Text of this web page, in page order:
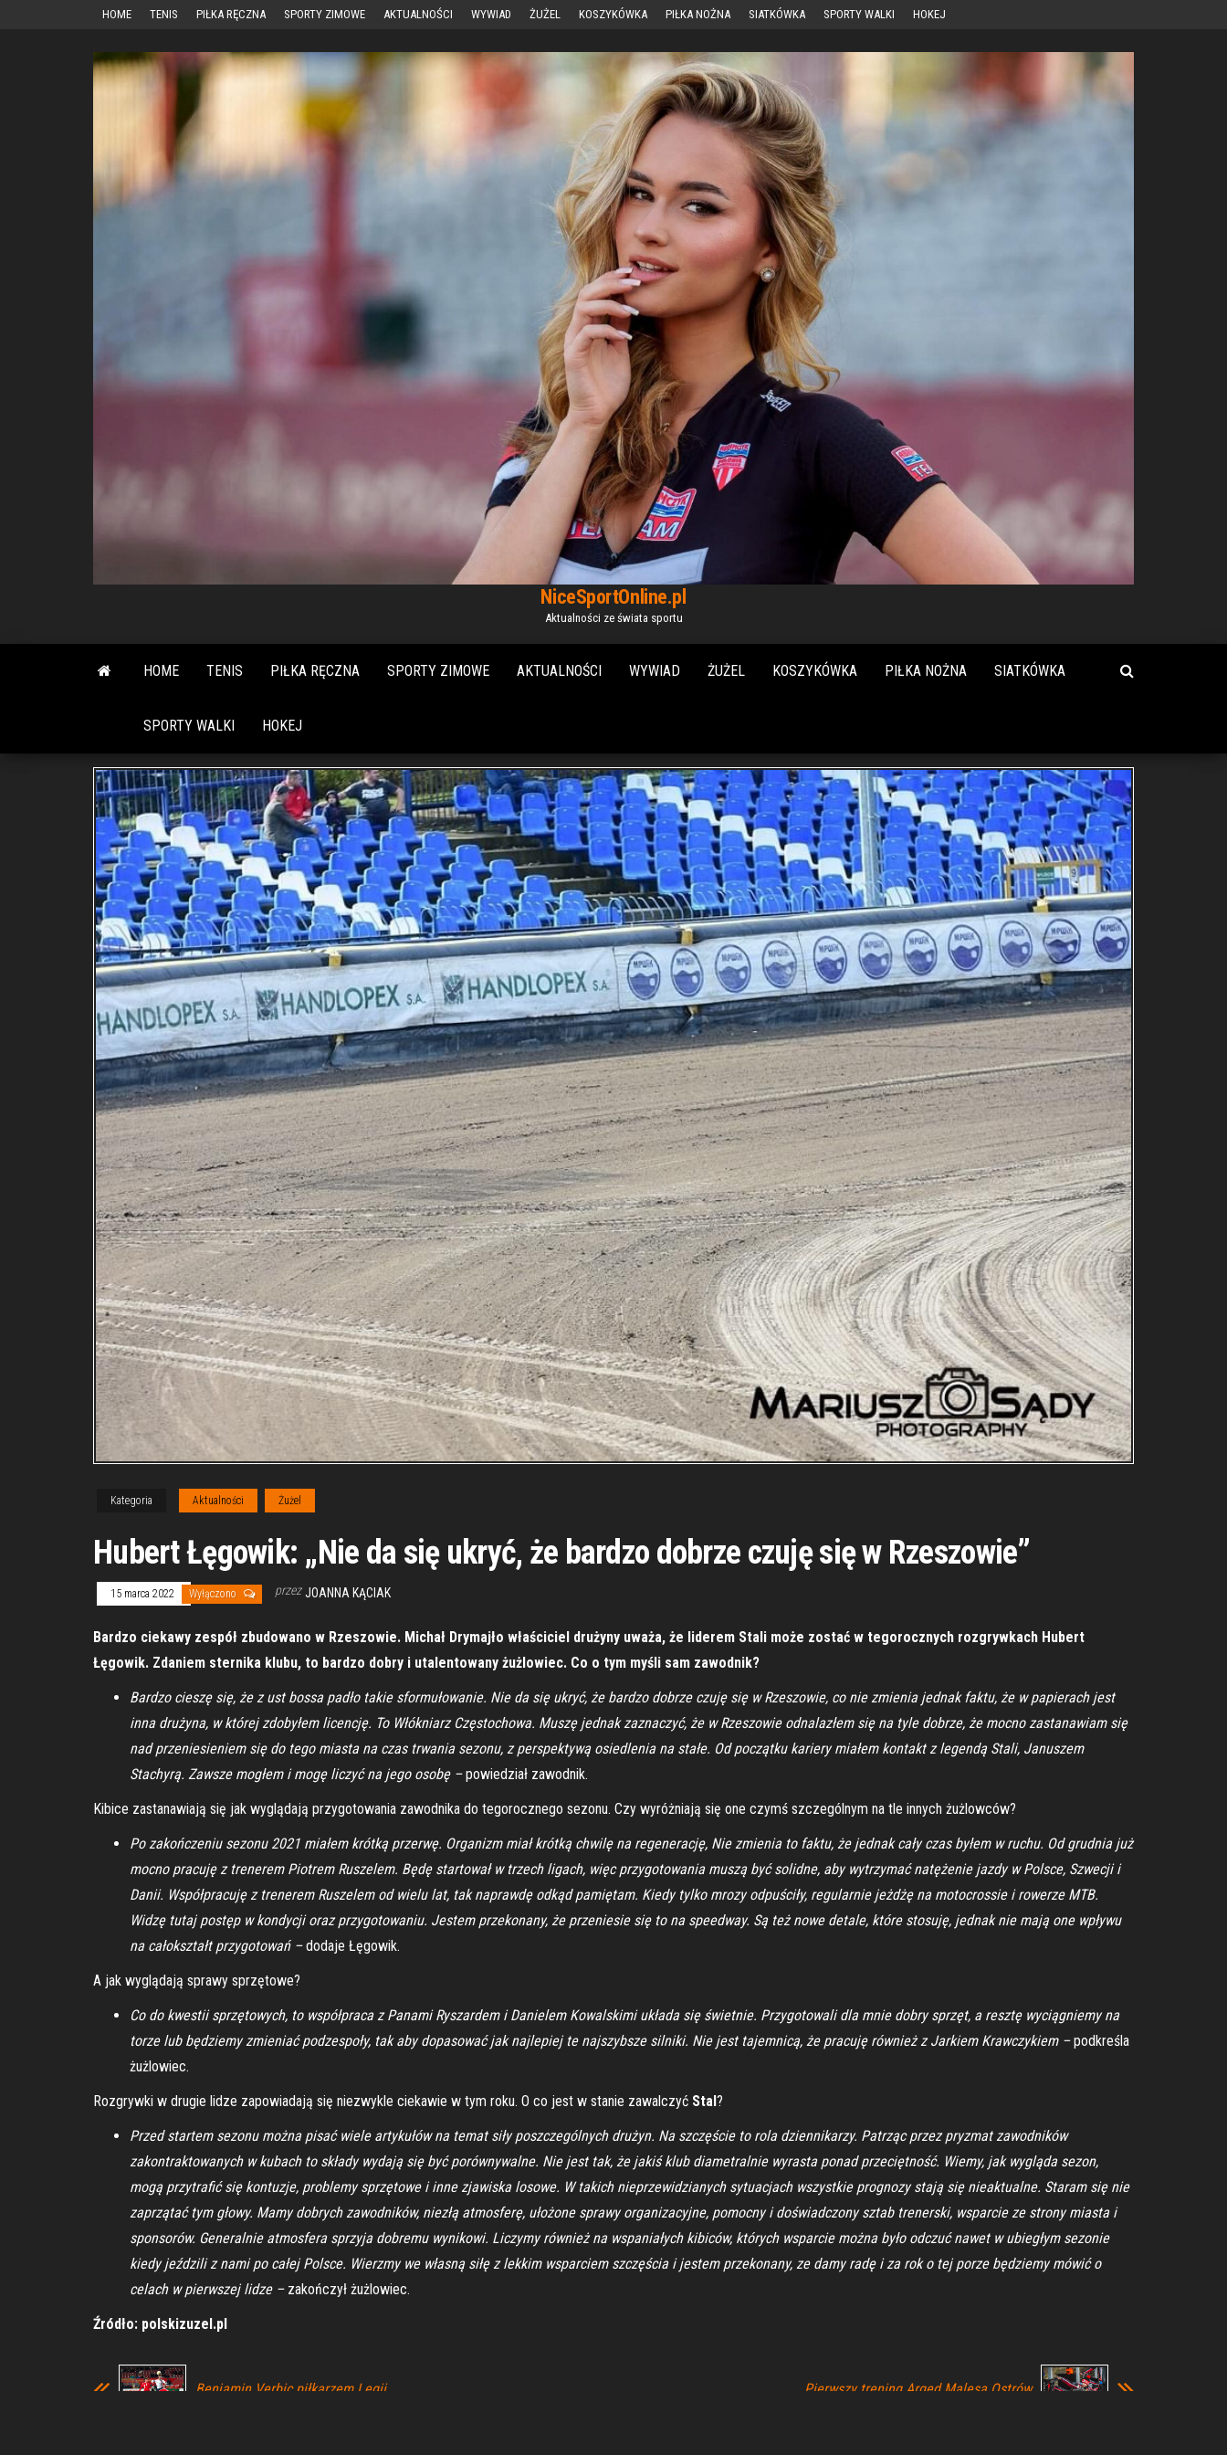
HOME TENIS PIŁKA RĘCZNA SPORTY ZIMOWE AKTUALNOŚCI WYWIAD ŻUŻEL KOSZYKÓWKA PIŁKA NOŻNA SIATKÓWKA SPORTY WALKI HOKEJ
NiceSportOnline.pl
Aktualności ze świata sportu
HOME TENIS PIŁKA RĘCZNA SPORTY ZIMOWE AKTUALNOŚCI WYWIAD ŻUŻEL KOSZYKÓWKA PIŁKA NOŻNA SIATKÓWKA
SPORTY WALKI HOKEJ
Kategoria Aktualności Żużel
Hubert Łęgowik: „Nie da się ukryć, że bardzo dobrze czuję się w Rzeszowie”
15 marca 2022 Wyłączono przez JOANNA KĄCIAK
Bardzo ciekawy zespół zbudowano w Rzeszowie. Michał Drymajło właściciel drużyny uważa, że liderem Stali może zostać w tegorocznych rozgrywkach Hubert
Łęgowik. Zdaniem sternika klubu, to bardzo dobry i utalentowany żużlowiec. Co o tym myśli sam zawodnik?
Bardzo cieszę się, że z ust bossa padło takie sformułowanie. Nie da się ukryć, że bardzo dobrze czuję się w Rzeszowie, co nie zmienia jednak faktu, że w papierach jest
inna drużyna, w której zdobyłem licencję. To Włókniarz Częstochowa. Muszę jednak zaznaczyć, że w Rzeszowie odnalazłem się na tyle dobrze, że mocno zastanawiam się
nad przeniesieniem się do tego miasta na czas trwania sezonu, z perspektywą osiedlenia na stałe. Od początku kariery miałem kontakt z legendą Stali, Januszem
Stachyrą. Zawsze mogłem i mogę liczyć na jego osobę –powiedział zawodnik.
Kibice zastanawiają się jak wyglądają przygotowania zawodnika do tegorocznego sezonu. Czy wyróżniają się one czymś szczególnym na tle innych żużlowców?
Po zakończeniu sezonu 2021 miałem krótką przerwę. Organizm miał krótką chwilę na regenerację, Nie zmienia to faktu, że jednak cały czas byłem w ruchu. Od grudnia już
mocno pracuję z trenerem Piotrem Ruszelem. Będę startował w trzech ligach, więc przygotowania muszą być solidne, aby wytrzymać natężenie jazdy w Polsce, Szwecji i
Danii. Współpracuję z trenerem Ruszelem od wielu lat, tak naprawdę odkąd pamiętam. Kiedy tylko mrozy odpuściły, regularnie jeżdżę na motocrossie i rowerze MTB.
Widzę tutaj postęp w kondycji oraz przygotowaniu. Jestem przekonany, że przeniesie się to na speedway. Są też nowe detale, które stosuję, jednak nie mają one wpływu
na całokształt przygotowań –dodaje Łęgowik.
A jak wyglądają sprawy sprzętowe?
Co do kwestii sprzętowych, to współpraca z Panami Ryszardem i Danielem Kowalskimi układa się świetnie. Przygotowali dla mnie dobry sprzęt, a resztę wyciągniemy na
torze lub będziemy zmieniać podzespoły, tak aby dopasować jak najlepiej te najszybsze silniki. Nie jest tajemnicą, że pracuję również z Jarkiem Krawczykiem –podkreśla
żużlowiec.
Rozgrywki w drugie lidze zapowiadają się niezwykle ciekawie w tym roku. O co jest w stanie zawalczyć Stal?
Przed startem sezonu można pisać wiele artykułów na temat siły poszczególnych drużyn. Na szczęście to rola dziennikarzy. Patrząc przez pryzmat zawodników
zakontraktowanych w kubach to składy wydają się być porównywalne. Nie jest tak, że jakiś klub diametralnie wyrasta ponad przeciętność. Wiemy, jak wygląda sezon,
mogą przytrafić się kontuzje, problemy sprzętowe i inne zjawiska losowe. W takich nieprzewidzianych sytuacjach wszystkie prognozy stają się nieaktualne. Staram się nie
zaprzątać tym głowy. Mamy dobrych zawodników, niezłą atmosferę, ułożone sprawy organizacyjne, pomocny i doświadczony sztab trenerski, wsparcie ze strony miasta i
sponsorów. Generalnie atmosfera sprzyja dobremu wynikowi. Liczymy również na wspaniałych kibiców, których wsparcie można było odczuć nawet w ubiegłym sezonie
kiedy jeździli z nami po całej Polsce. Wierzmy we własną siłę z lekkim wsparciem szczęścia i jestem przekonany, ze damy radę i za rok o tej porze będziemy mówić o
celach w pierwszej lidze –zakończył żużlowiec.
Źródło: polskizuzel.pl
Benjamin Verbic piłkarzem Legii Pierwszy trening Arged Malesa Ostrów